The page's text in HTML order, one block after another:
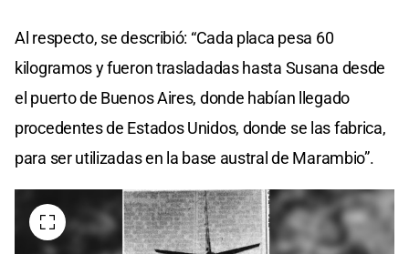
Al respecto, se describió: “Cada placa pesa 60
kilogramos y fueron trasladadas hasta Susana desde
el puerto de Buenos Aires, donde habían llegado
procedentes de Estados Unidos, donde se las fabrica,
para ser utilizadas en la base austral de Marambio”.